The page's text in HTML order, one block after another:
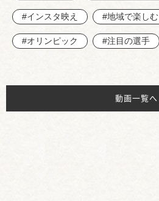
#インスタ映え #地域で楽しむ
#オリンピック #注目の選手
動画一覧へ